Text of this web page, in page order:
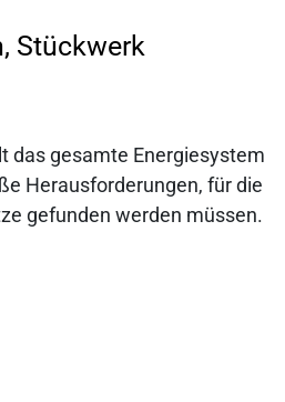
Stückwerk
das gesamte Energiesystem
Herausforderungen, für die
gefunden werden müssen.